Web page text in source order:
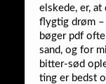
elskede, er,
flygtig drøm –
bøger pdf
sand, og for
bitter-sød
ting er bedst